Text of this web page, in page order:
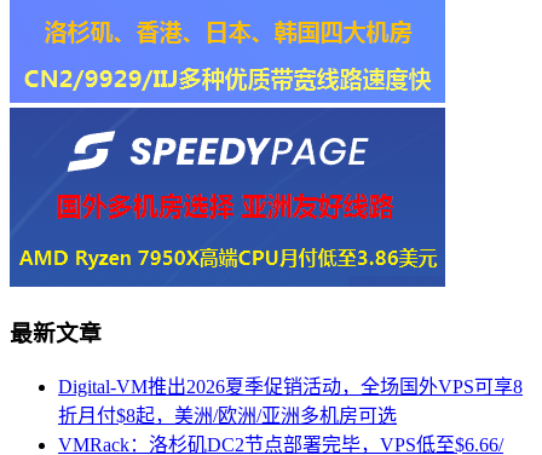
最新文章
Digital-VM推出2026夏季促销活动，全场国外VPS可享8
折月付$8起，美洲/欧洲/亚洲多机房可选
VMRack：洛杉矶DC2节点部署完毕，VPS低至$6.66/